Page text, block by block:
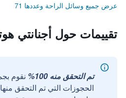
عرض جميع وسائل الراحة وعددها 71
تقييمات حول أجنانتي
تم التحقق منه 100%
نقوم
الحجوزات التي تم التحقق